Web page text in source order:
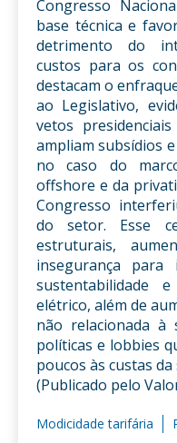
Congresso
base técnica e
detrimento do
custos para os
destacam o
ao Legislativo,
vetos
ampliam subsídios
no caso do
offshore e da
Congresso
do setor. Esse
estruturais,
insegurança para
sustentabilidade
elétrico, além de
não relacionada à
políticas e lobbies
poucos às custas da
(Publicado pelo
Modicidade tarifária